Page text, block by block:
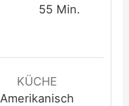
55 Min.
KÜCHE
Amerikanisch